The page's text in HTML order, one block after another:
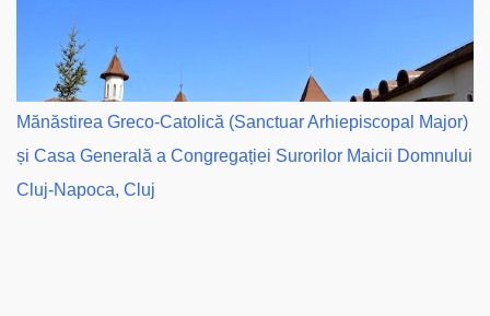
Mănăstirea Greco-Catolică (Sanctuar Arhiepiscopal Major)
și Casa Generală a Congregației Surorilor Maicii Domnului
Cluj-Napoca, Cluj